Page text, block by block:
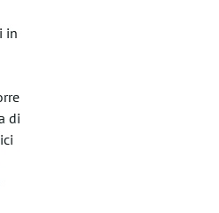
in
di